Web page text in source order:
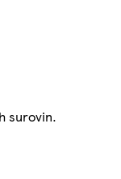
surovin.